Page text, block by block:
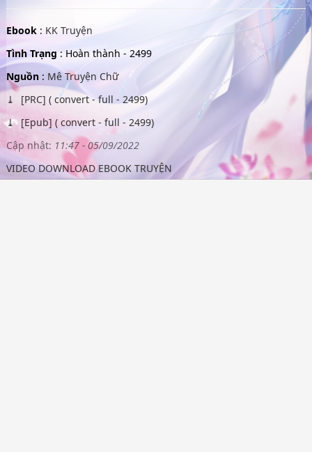
Ebook : KK Truyện
Tình Trạng : Hoàn thành - 2499
Nguồn: Mê Truyện Chữ
[PRC] ( convert - full - 2499)
[Epub] ( convert - full - 2499)
Cập nhật: 11:47 - 05/09/2022
VIDEO DOWNLOAD EBOOK TRUYỆN